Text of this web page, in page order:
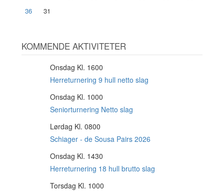
36
31
KOMMENDE AKTIVITETER
Onsdag Kl. 1600
Herreturnering 9 hull netto slag
Onsdag Kl. 1000
Seniorturnering Netto slag
Lørdag Kl. 0800
Schiager - de Sousa Pairs 2026
Onsdag Kl. 1430
Herreturnering 18 hull brutto slag
Torsdag Kl. 1000